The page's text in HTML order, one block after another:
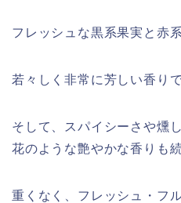
フレッシュな黒系果実と赤
若々しく非常に芳しい香りで
そして、スパイシーさや燻
花のような艶やかな香りも続
重くなく、フレッシュ・フ